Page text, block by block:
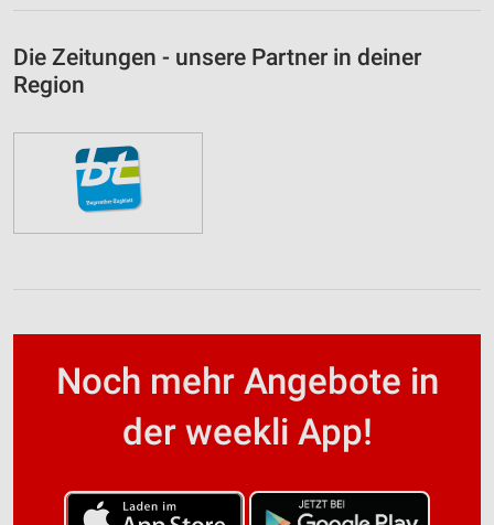
Die Zeitungen - unsere Partner in deiner
Region
Noch mehr Angebote in
der weekli App!